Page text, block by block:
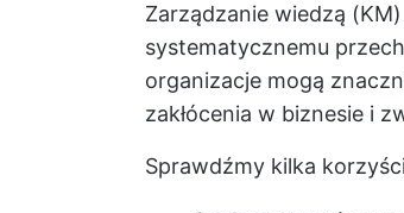
Zarządzanie wiedzą
systematycznemu
organizacje mogą
zakłócenia w biznesie i
Sprawdźmy kilka